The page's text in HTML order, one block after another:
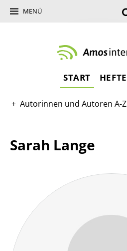
MENÜ
START HEFTE
Autorinnen und Autoren A-Z
Sarah Lange